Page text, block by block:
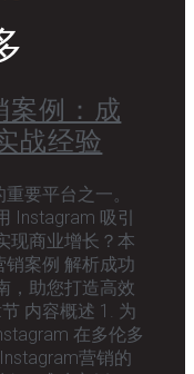
案例：成
战经验
要平台之一。
Instagram 吸引
现商业增长？本
案例 解析成功
，助您打造高效
内容概述 1. 为
在多伦多
营销的